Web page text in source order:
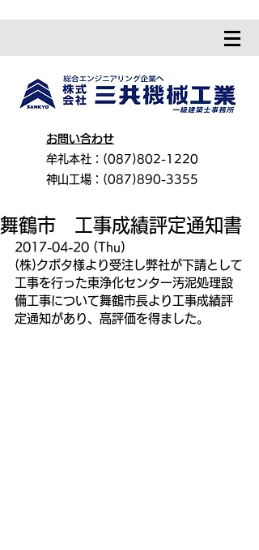
お問い合わせ
牟礼本社：(087)802-1220
神山工場：(087)890-3355
舞鶴市 工事成績評定通知書
2017-04-20 (Thu)
(株)クボタ様より受注し弊社が下請として
工事を行った東浄化センター汚泥処理設
備工事について舞鶴市長より工事成績評
定通知があり、高評価を得ました。